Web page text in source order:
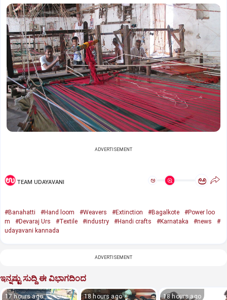
ADVERTISEMENT
TEAM UDAYAVANI ಅ ಅ
#Banahatti #Hand loom #Weavers #Extinction #Bagalkote
#Power loo
m
#Devaraj Urs #Textile #industry #Handi crafts #Karnataka #news
#
udayavani kannada
ADVERTISEMENT
ಇನ್ನಷ್ಟು ಸುದ್ದಿ ಈ ವಿಭಾಗದಿಂದ
17 hours ago 18 hours ago 18 hours ago